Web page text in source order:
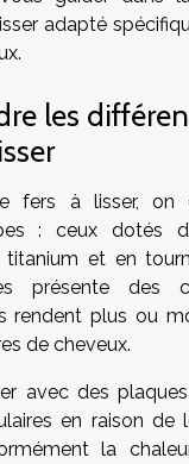
adapté
les
fers à lisser, on
: ceux dotés
titanium et en
présente des
rendent plus ou
de cheveux.
avec des
en raison de
la